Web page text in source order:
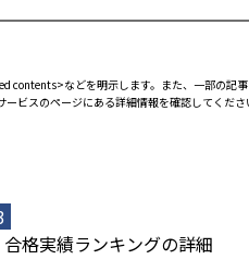
contents>などを明示します。また、一部の記
ビスのページにある詳細情報を確認してくださ
格実績ランキングの詳細